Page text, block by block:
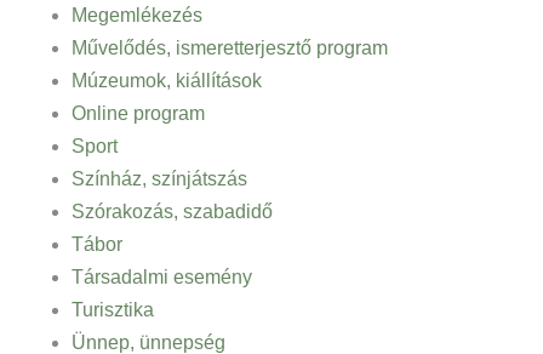
Megemlékezés
Művelődés, ismeretterjesztő program
Múzeumok, kiállítások
Online program
Sport
Színház, színjátszás
Szórakozás, szabadidő
Tábor
Társadalmi esemény
Turisztika
Ünnep, ünnepség